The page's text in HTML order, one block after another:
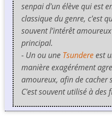
senpai d'un élève qui est
classique du genre, c'est
souvent l’intérêt
principal.
- Un ou une Tsundereest
manière exagérément
amoureux, afin de cacher
C'est souvent utilisé à des